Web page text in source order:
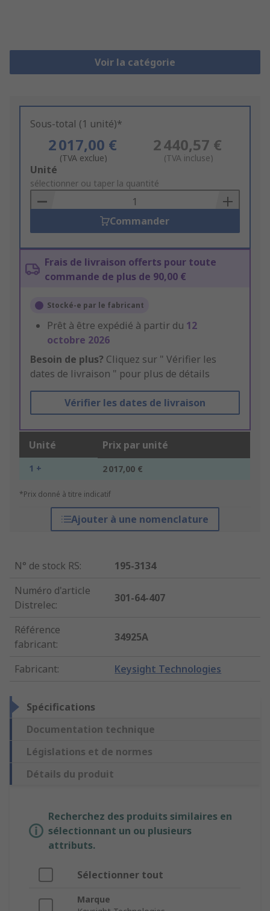
Voir la catégorie
Sous-total (1 unité)*
2 017,00 €
(TVA exclue)
2 440,57 €
(TVA incluse)
Add
to
Basket
Unité
sélectionner ou taper la quantité
Commander
Frais de livraison offerts pour toute
commande de plus de 90,00 €
Stocké-e par le fabricant
Prêt à être expédié à partir du 12
octobre 2026
Besoin de plus? Cliquez sur " Vérifier les
dates de livraison " pour plus de détails
Vérifier les dates de livraison
Unité Prix par unité
1 + 2 017,00 €
*Prix donné à titre indicatif
Ajouter à une nomenclature
N° de stock RS:
195-3134
Numéro d'article
Distrelec:
301-64-407
Référence
fabricant:
34925A
Fabricant: Keysight Technologies
Spécifications
Documentation technique
Législations et de normes
Détails du produit
Recherchez des produits similaires en
sélectionnant un ou plusieurs
attributs.
Sélectionner tout
Marque